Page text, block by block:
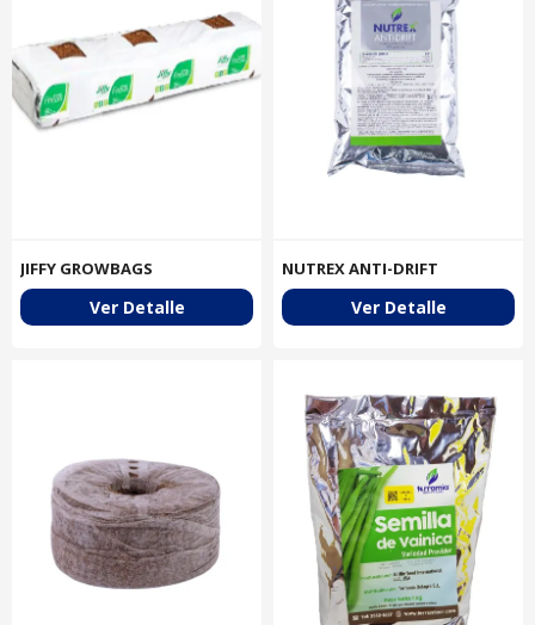
JIFFY GROWBAGS
Ver Detalle
NUTREX ANTI-DRIFT
Ver Detalle